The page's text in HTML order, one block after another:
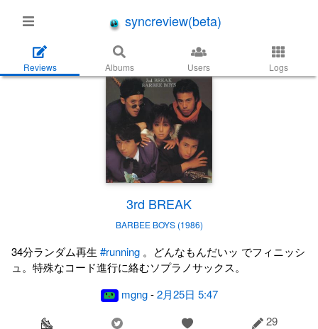
syncreview(beta)
Reviews Albums Users Logs
3rd BREAK
BARBEE BOYS (1986)
34分ランダム再生 #running 。どんなもんだいッ でフィニッシ
ュ。特殊なコード進行に絡むソプラノサックス。
mgng-2月25日 5:47
29